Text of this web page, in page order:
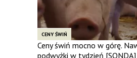
CENY ŚWIŃ
Ceny świń mocno w górę.
podwyżki w tydzień [SONDA]